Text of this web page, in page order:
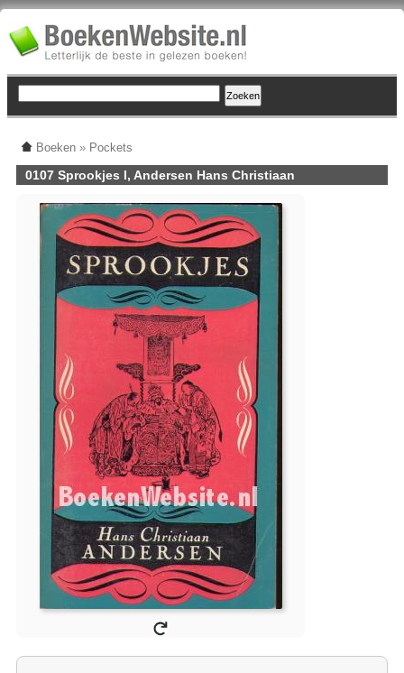
Boeken » Pockets
0107 Sprookjes I, Andersen Hans Christiaan